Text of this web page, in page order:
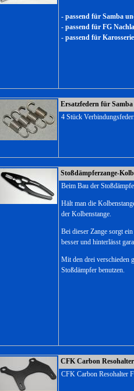
- passend für Samba
- passend für FG
- passend für
Ersatzfedern für
4 Stück
Stoßdämpferzange-
Beim Bau der
Hält man die
der Kolbenstange.
Bei dieser Zange sorgt
besser und hinterlässt
Mit den drei verschieden
Stoßdämpfer benutzen.
CFK Carbon
CFK Carbon Resohalter